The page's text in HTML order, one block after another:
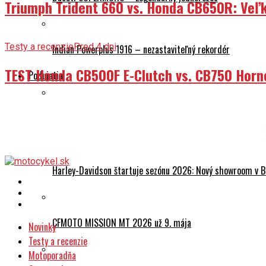
Indian Powerplus 1916 – nezastaviteľný rekordér
Podujatia
Harley-Davidson štartuje sezónu 2026: Nový showroom v
CFMOTO MISSION MT 2026 už 9. mája
Triumph Trident 660 vs. Honda CB650R:
Testy a recenziePred 4 dni
TEST Honda CB500F E-Clutch vs. CB750
Novinky
Testy a recenzie
Motoporadňa